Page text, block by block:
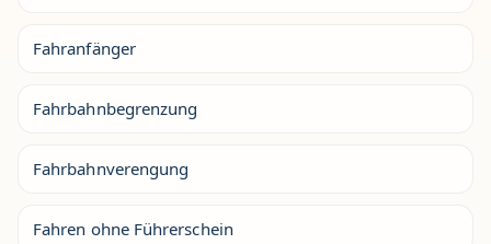
Fahranfänger
Fahrbahnbegrenzung
Fahrbahnverengung
Fahren ohne Führerschein